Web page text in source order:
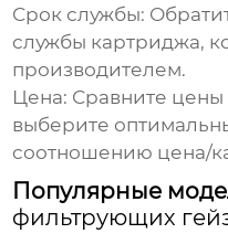
Срок службы:
службы картриджа,
производителем.
Цена: Сравните
выберите
соотношению цена/
Популярные
фильтрующих